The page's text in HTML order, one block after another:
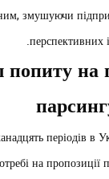
змушуючи
перспективних
попиту
періодів в
на пропозиції